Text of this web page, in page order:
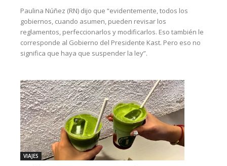
Paulina Núñez (RN) dijo que “evidentemente, todos los
gobiernos, cuando asumen, pueden revisar los
reglamentos, perfeccionarlos y modificarlos. Eso también le
corresponde al Gobierno del Presidente Kast. Pero eso no
significa que haya que suspender la ley”.
VIAJES